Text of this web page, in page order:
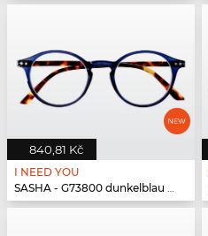
840,81 Kč
I NEED YOU
SASHA - G73800 dunkelblau havanna